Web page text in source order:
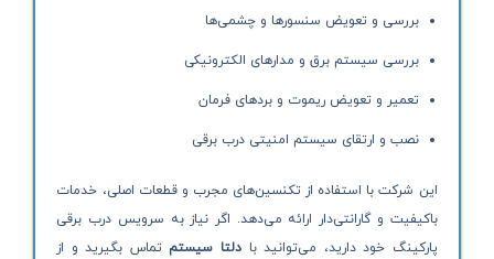
بررسی و تعویض سنسورها و چشمی‌ها
بررسی سیستم برق و مدارهای الکترونیکی
تعمیر و تعویض ریموت و بردهای فرمان
نصب و ارتقای سیستم امنیتی درب برقی
این شرکت با استفاده از تکنسین‌های مجرب و قطعات اصلی، خدمات
باکیفیت و گارانتی‌دار ارائه می‌دهد. اگر نیاز به سرویس درب برقی
پارکینگ خود دارید، می‌توانید با دلتا سیستم تماس بگیرید و از